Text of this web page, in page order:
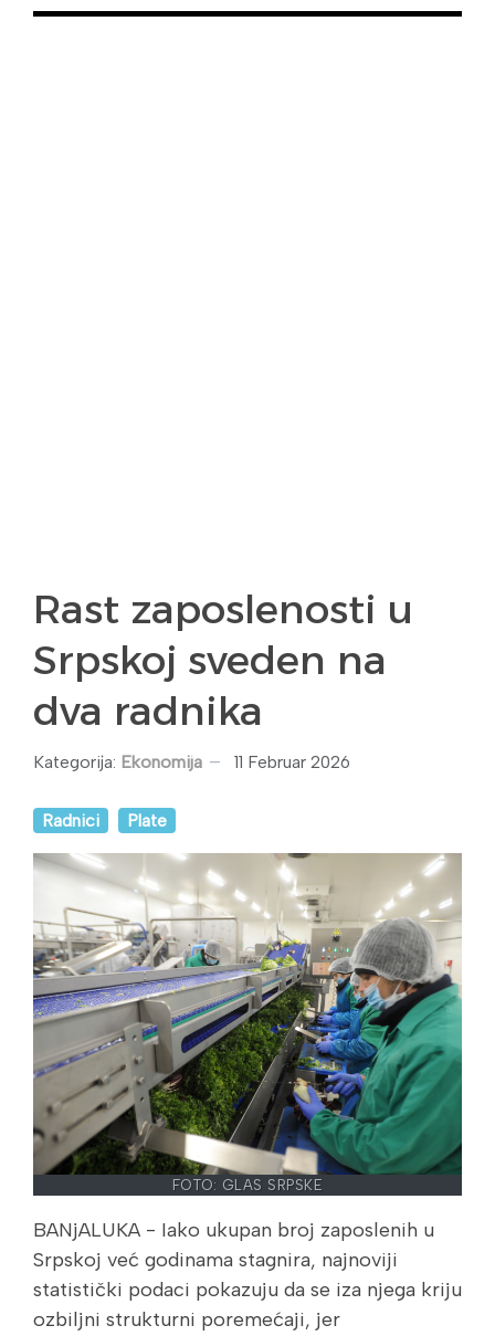
Rast zaposlenosti u
Srpskoj sveden na
dva radnika
Kategorija: Ekonomija 11 Februar 2026
Radnici Plate
FOTO: GLAS SRPSKE
BANjALUKA - Iako ukupan broj zaposlenih u
Srpskoj već godinama stagnira, najnoviji
statistički podaci pokazuju da se iza njega kriju
ozbiljni strukturni poremećaji, jer